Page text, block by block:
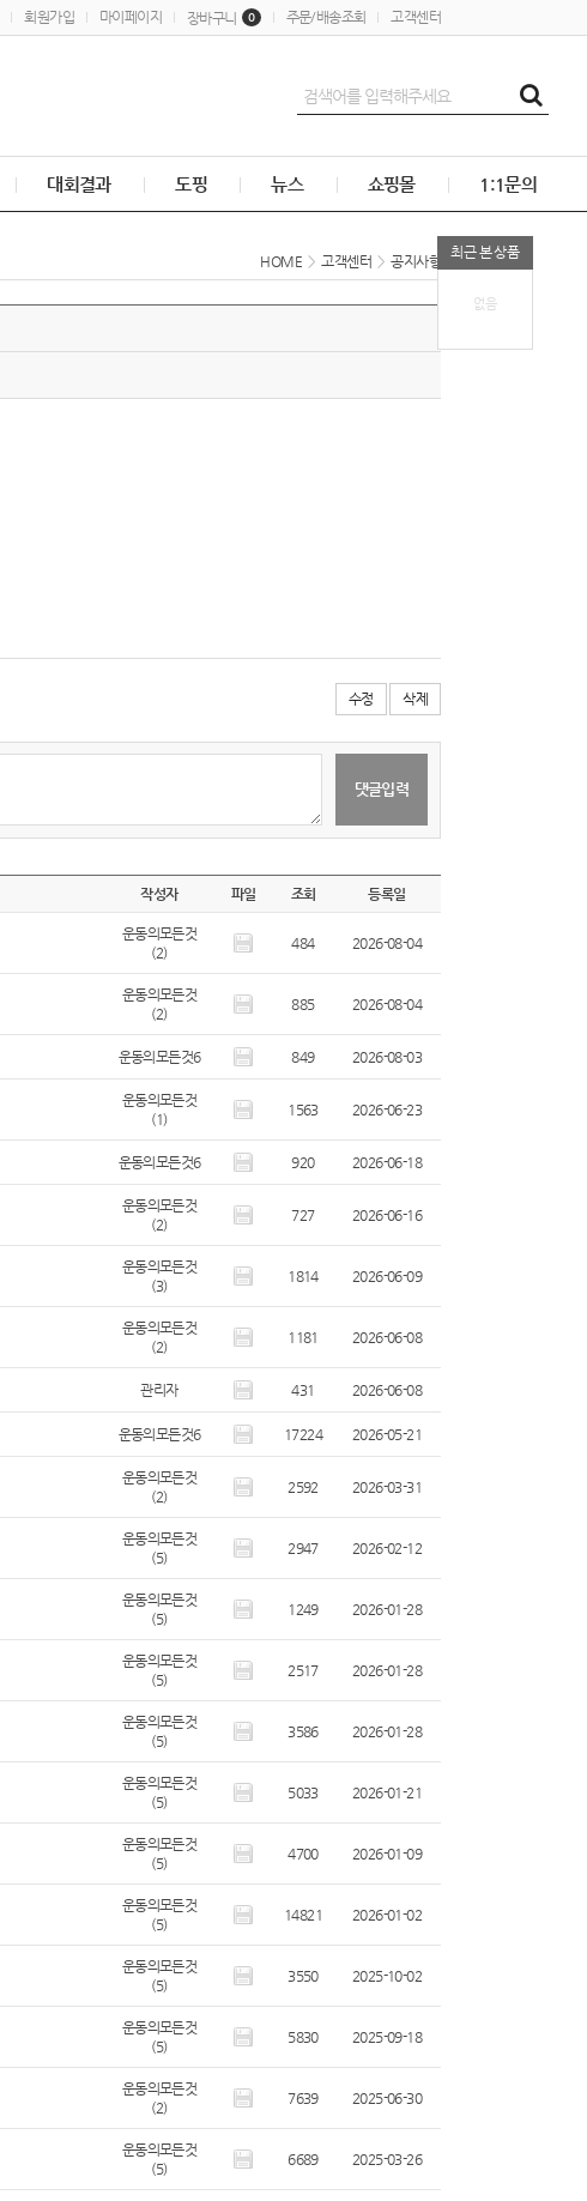
회원가입 마이페이지 장바구니 0 주문/배송조회 고객센터
대회결과 도핑 뉴스 쇼핑몰 1:1문의
최근 본 상품
없음
HOME > 고객센터 > 공지사항
수정 삭제
작성자 파일 조회 등록일
운동의모든것
(2)
484 2026-08-04
운동의모든것
(2)
885 2026-08-04
운동의모든것6 849 2026-08-03
운동의모든것
(1)
1563 2026-06-23
운동의모든것6 920 2026-06-18
운동의모든것
(2)
727 2026-06-16
운동의모든것
(3)
1814 2026-06-09
운동의모든것
(2)
1181 2026-06-08
관리자 431 2026-06-08
운동의모든것6 17224 2026-05-21
운동의모든것
(2)
2592 2026-03-31
운동의모든것
(5)
2947 2026-02-12
운동의모든것
(5)
1249 2026-01-28
운동의모든것
(5)
2517 2026-01-28
운동의모든것
(5)
3586 2026-01-28
운동의모든것
(5)
5033 2026-01-21
운동의모든것
(5)
4700 2026-01-09
운동의모든것
(5)
14821 2026-01-02
운동의모든것
(5)
3550 2025-10-02
운동의모든것
(5)
5830 2025-09-18
운동의모든것
(2)
7639 2025-06-30
운동의모든것
(5)
6689 2025-03-26